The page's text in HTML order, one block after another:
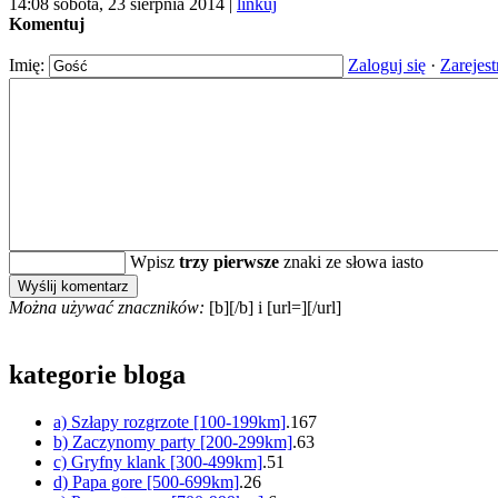
14:08 sobota, 23 sierpnia 2014 | linkuj
Komentuj
Imię: Zaloguj się ·
Wpisz trzy pierwsze znaki ze słowa iasto
Można używać znaczników: [b][/b] i [url=][/url]
kategorie bloga
a) Szłapy rozgrzote [100-199km].167
b) Zaczynomy party [200-299km].63
c) Gryfny klank [300-499km].51
d) Papa gore [500-699km].26